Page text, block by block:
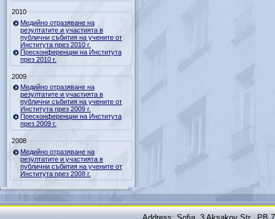
2010
Медийно отразяване на
резултатите и участията в
публични събития на учените от
Института през 2010 г.
Пресконференции на Института
през 2010 г.
2009
Медийно отразяване на
резултатите и участията в
публични събития на учените от
Института през 2009 г.
Пресконференции на Института
през 2009 г.
2008
Медийно отразяване на
резултатите и участията в
публични събития на учените от
Института през 2008 г.
Address: Sofia, 3 Aksakov Str., PB